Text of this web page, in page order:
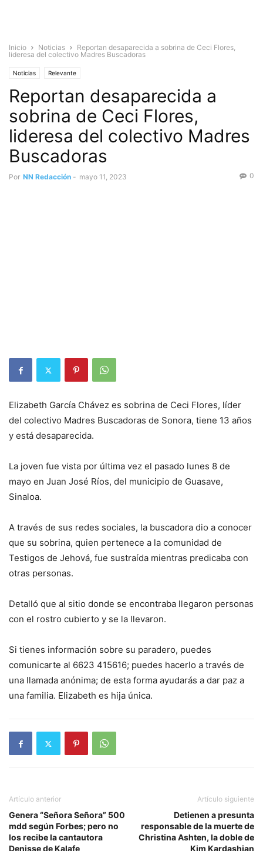
Inicio Noticias
Reportan desaparecida a sobrina de Ceci Flores,
lideresa del colectivo Madres Buscadoras
Noticias Relevante
Reportan desaparecida a
sobrina de Ceci Flores,
lideresa del colectivo Madres
Buscadoras
Por NN Redacción - mayo 11, 2023 0
Elizabeth García Chávez es sobrina de Ceci Flores, líder
del colectivo Madres Buscadoras de Sonora, tiene 13 años
y está desaparecida.
La joven fue vista por última vez el pasado lunes 8 de
mayo en Juan José Ríos, del municipio de Guasave,
Sinaloa.
A través de sus redes sociales, la buscadora dio a conocer
que su sobrina, quien pertenece a la comunidad de
Testigos de Jehová, fue sustraída mientras predicaba con
otras personas.
Detalló que al sitio donde se encontraba llegaron personas
con el rostro cubierto y se la llevaron.
Si tienes información sobre su paradero, puedes
comunicarte al 6623 415616; puedes hacerlo a través de
una llamada anónima; de esta forma ayudarás a dar paz a
una familia. Elizabeth es hija única.
Artículo anterior
Genera “Señora Señora” 500
mdd según Forbes; pero no
los recibe la cantautora
Denisse de Kalafe
Artículo siguiente
Detienen a presunta
responsable de la muerte de
Christina Ashten, la doble de
Kim Kardashian